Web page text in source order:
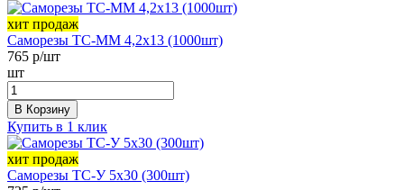
хит продаж
Саморезы ТС-ММ 4,2х13 (1000шт)
765 р/шт
шт
В Корзину
Купить в 1 клик
хит продаж
Саморезы ТС-У 5х30 (300шт)